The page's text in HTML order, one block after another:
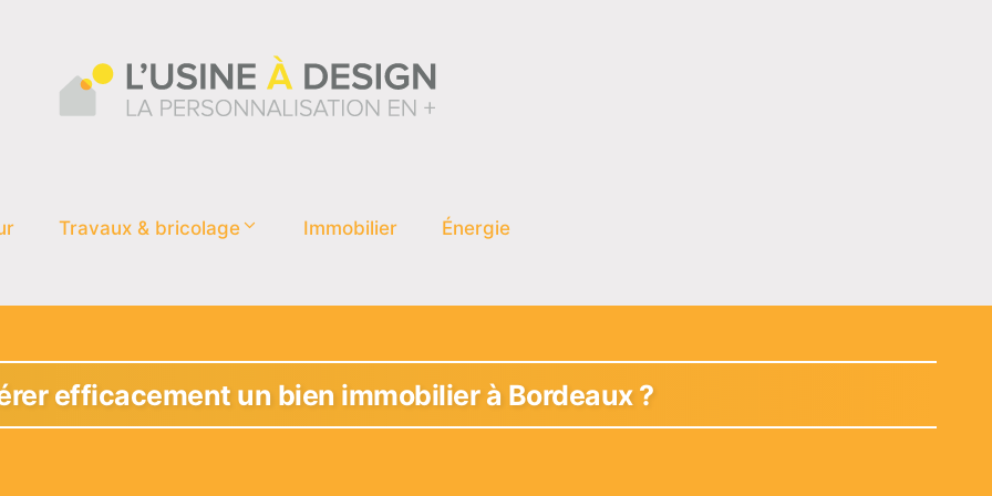
Travaux & bricolage Immobilier Énergie
efficacement un bien immobilier à Bordeaux ?